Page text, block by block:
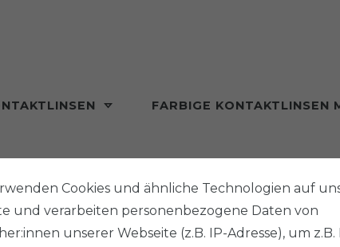
FARBIGE KONTAKTLINSEN
Cookies und ähnliche Technologien auf
und verarbeiten personenbezogene Daten von
unserer Webseite (z.B. IP-Adresse), um